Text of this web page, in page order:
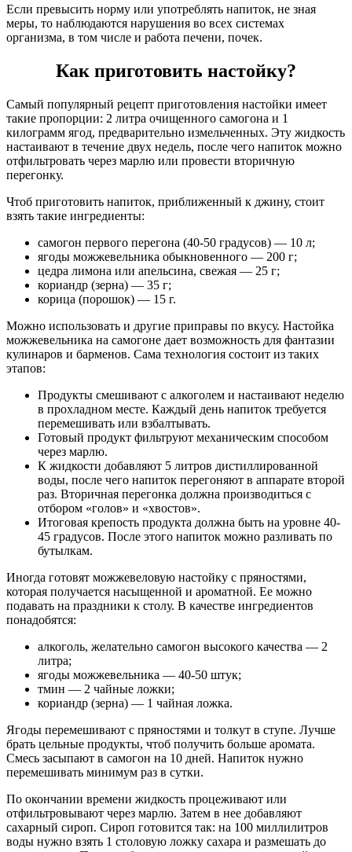
Если превысить норму или употреблять напиток, не зная
меры, то наблюдаются нарушения во всех системах
организма, в том числе и работа печени, почек.
Как приготовить настойку?
Самый популярный рецепт приготовления настойки имеет
такие пропорции: 2 литра очищенного самогона и 1
килограмм ягод, предварительно измельченных. Эту жидкость
настаивают в течение двух недель, после чего напиток можно
отфильтровать через марлю или провести вторичную
перегонку.
Чтоб приготовить напиток, приближенный к джину, стоит
взять такие ингредиенты:
самогон первого перегона (40-50 градусов) — 10 л;
ягоды можжевельника обыкновенного — 200 г;
цедра лимона или апельсина, свежая — 25 г;
кориандр (зерна) — 35 г;
корица (порошок) — 15 г.
Можно использовать и другие приправы по вкусу. Настойка
можжевельника на самогоне дает возможность для фантазии
кулинаров и барменов. Сама технология состоит из таких
этапов:
Продукты смешивают с алкоголем и настаивают неделю
в прохладном месте. Каждый день напиток требуется
перемешивать или взбалтывать.
Готовый продукт фильтруют механическим способом
через марлю.
К жидкости добавляют 5 литров дистиллированной
воды, после чего напиток перегоняют в аппарате второй
раз. Вторичная перегонка должна производиться с
отбором «голов» и «хвостов».
Итоговая крепость продукта должна быть на уровне 40-
45 градусов. После этого напиток можно разливать по
бутылкам.
Иногда готовят можжевеловую настойку с пряностями,
которая получается насыщенной и ароматной. Ее можно
подавать на праздники к столу. В качестве ингредиентов
понадобятся:
алкоголь, желательно самогон высокого качества — 2
литра;
ягоды можжевельника — 40-50 штук;
тмин — 2 чайные ложки;
кориандр (зерна) — 1 чайная ложка.
Ягоды перемешивают с пряностями и толкут в ступе. Лучше
брать цельные продукты, чтоб получить больше аромата.
Смесь засыпают в самогон на 10 дней. Напиток нужно
перемешивать минимум раз в сутки.
По окончании времени жидкость процеживают или
отфильтровывают через марлю. Затем в нее добавляют
сахарный сироп. Сироп готовится так: на 100 миллилитров
воды нужно взять 1 столовую ложку сахара и размешать до